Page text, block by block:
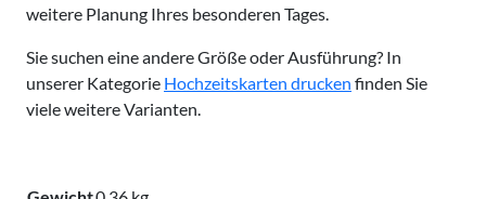
weitere Planung Ihres besonderen Tages.
Sie suchen eine andere Größe oder Ausführung? In
unserer Kategorie Hochzeitskarten drucken finden Sie
viele weitere Varianten.